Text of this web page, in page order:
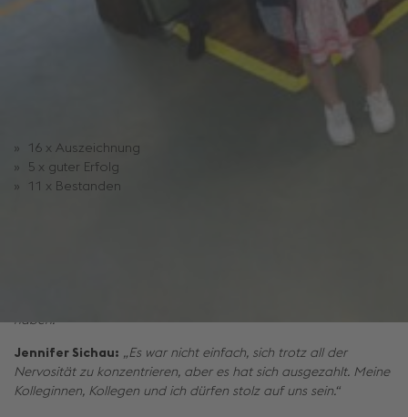
Von einem Spitzenergebnis sprichtMarkus Heuratschek,
„Wir hatten in den letzten 10
16 x Auszeichnung
5 x guter Erfolg
11 x Bestanden
haben.“
Jennifer Sichau: „Es war nicht einfach, sich trotz all der
Nervosität zu konzentrieren, aber es hat sich ausgezahlt. Meine
Kolleginnen, Kollegen und ich dürfen stolz auf uns sein.“